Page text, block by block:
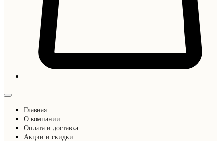
Главная
О компании
Оплата и доставка
Акции и скидки